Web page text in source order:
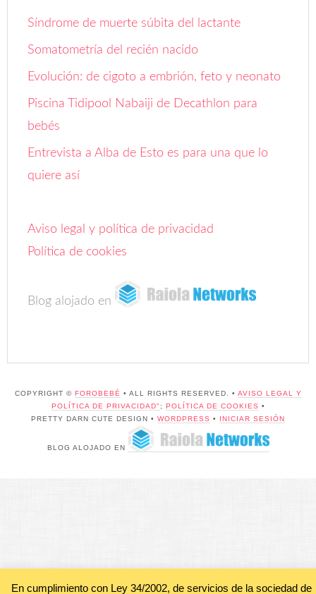
Síndrome de muerte súbita del lactante
Somatometría del recién nacido
Evolución: de cigoto a embrión, feto y neonato
Piscina Tidipool Nabaiji de Decathlon para
bebés
Entrevista a Alba de Esto es para una que lo
quiere así
Aviso legal y política de privacidad
Política de cookies
Blog alojado en
COPYRIGHT © FOROBEBÉ • ALL RIGHTS RESERVED. • AVISO LEGAL Y
POLÍTICA DE PRIVACIDAD" ; POLÍTICA DE COOKIES •
PRETTY DARN CUTE DESIGN • WORDPRESS • INICIAR SESIÓN
BLOG ALOJADO EN
En cumplimiento con Ley 34/2002, de servicios de la sociedad de